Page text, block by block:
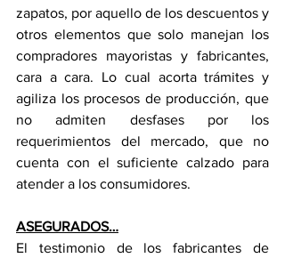
zapatos, por aquello de los descuentos y
otros elementos que solo manejan los
compradores mayoristas y fabricantes,
cara a cara. Lo cual acorta trámites y
agiliza los procesos de producción, que
no admiten desfases por los
requerimientos del mercado, que no
cuenta con el suficiente calzado para
atender a los consumidores.
ASEGURADOS…
El testimonio de los fabricantes de